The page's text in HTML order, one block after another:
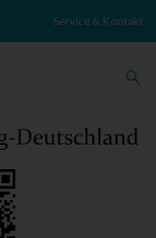
Service & Kontakt